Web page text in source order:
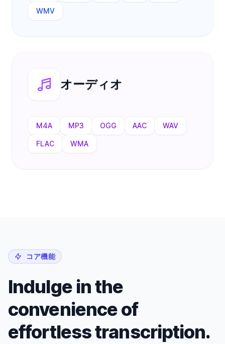
WMV
オーディオ
M4A MP3 OGG AAC WAV
FLAC WMA
コア機能
Indulge in the
convenience of
effortless transcription.